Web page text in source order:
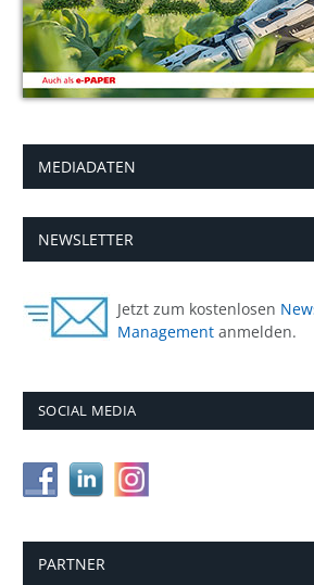
MEDIADATEN
NEWSLETTER
Jetzt zum kostenlosen
Management anmelden.
SOCIAL MEDIA
PARTNER